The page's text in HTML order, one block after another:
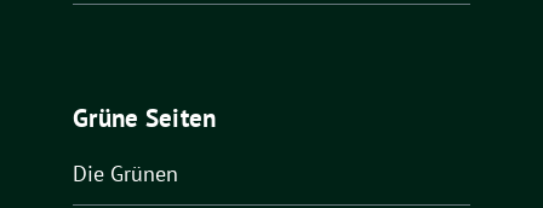
Grüne Seiten
Die Grünen